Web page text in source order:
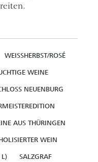
WEISSHERBST/ROSÉ
WEINE
NEUENBURG
AUS THÜRINGEN
WEIN
SALZGRAF